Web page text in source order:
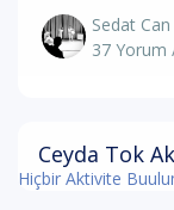
Sedat Can
37 Yorum
Ceyda Tok
Hiçbir Aktivite